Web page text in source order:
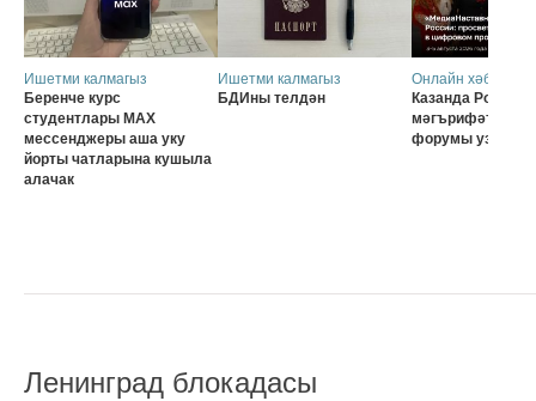
Ишетми калмагыз
Беренче курс
студентлары MAX
мессенджеры аша уку
йорты чатларына кушыла
алачак
Ишетми калмагыз
БДИны телдән
Онлайн хәбәрләр
Казанда Россия
форумы узачак
Ленинград блокадасы